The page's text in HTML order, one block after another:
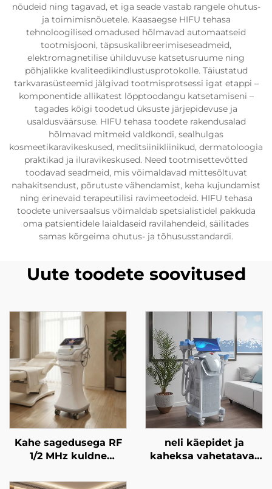
nõudeid ning tagavad, et iga seade vastab rangele ohutus-
ja toimimisnõuetele. Kaasaegse HIFU tehasa
tehnoloogilised omadused hõlmavad automaatseid
tootmisjooni, täpsuskalibreerimiseseadmeid,
elektromagnetilise ühilduvuse katsetusruume ning
põhjalikke kvaliteedikindlustusprotokolle. Täiustatud
tarkvarasüsteemid jälgivad tootmisprotsessi igat etappi –
komponentide allikatest lõpptoodangu katsetamiseni –
tagades kõigi toodetud üksuste järjepidevuse ja
usaldusväärsuse. HIFU tehasa toodete rakendusalad
hõlmavad mitmeid valdkondi, sealhulgas
kosmeetikaravikeskused, meditsiinikliinikud, dermatoloogia
praktikad ja iluravikeskused. Need tootmisettevõtted
toodavad seadmeid, mis võimaldavad mittesõltuvat
nahakitsendust, põrutuste vähendamist, keha kujundamist
ning erinevaid terapeutilisi ravimeetodeid. HIFU tehasa
toodete universaalsus võimaldab spetsialistidel pakkuda
oma patsientidele laialdaseid ravilahendeid, säilitades
samas kõrgeima ohutus- ja tõhususstandardi.
Uute toodete soovitused
Kahe sagedusega RF
1/2 MHz kuldne
kasutamine näo
neli käepidet ja
kaheksa vahetatavat